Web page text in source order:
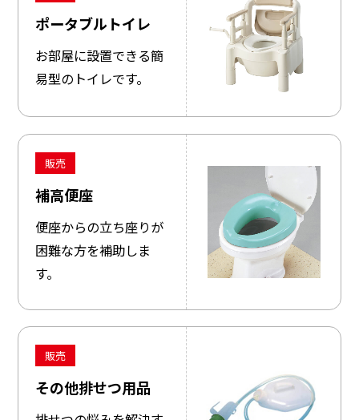
ポータブルトイレ
お部屋に設置できる簡
易型のトイレです。
販売
補高便座
便座からの立ち座りが
困難な方を補助しま
す。
販売
その他排せつ用品